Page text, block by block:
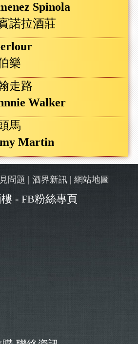
Spinola
諾拉酒莊
樂
走路
Walker
馬
Martin
問題 | 酒界新訊 | 網站地圖
- FB粉絲專頁